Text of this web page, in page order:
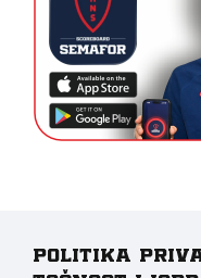
Politika